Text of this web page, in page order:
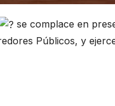
se complace en
Públicos, y